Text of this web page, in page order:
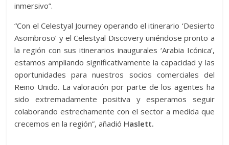
inmersivo”.
“Con el Celestyal Journey operando el itinerario ‘Desierto
Asombroso’ y el Celestyal Discovery uniéndose pronto a
la región con sus itinerarios inaugurales ‘Arabia Icónica’,
estamos ampliando significativamente la capacidad y las
oportunidades para nuestros socios comerciales del
Reino Unido. La valoración por parte de los agentes ha
sido extremadamente positiva y esperamos seguir
colaborando estrechamente con el sector a medida que
crecemos en la región”, añadió Haslett.